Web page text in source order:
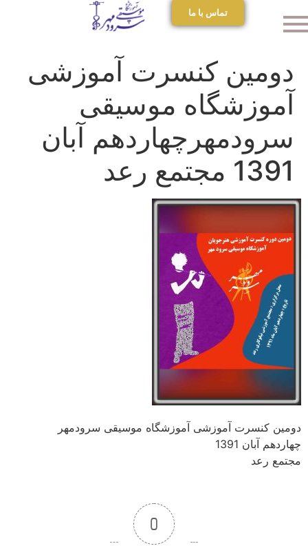
تماس با ما
دومین کنسرت آموزشی
آموزشگاه موسیقی
سرودمهرچهاردهم آبان
1391 مجتمع رعد
دومین کنسرت آموزشی آموزشگاه موسیقی سرودمهر
چهاردهم آبان 1391
مجتمع رعد
0